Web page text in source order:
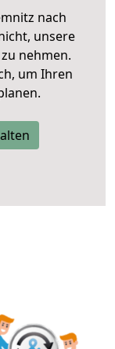
nach
unsere
nehmen.
um Ihren